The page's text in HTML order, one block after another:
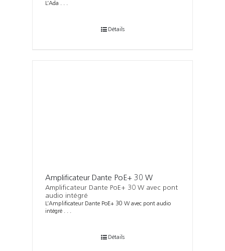
L’Ada . . .
Détails
Amplificateur Dante PoE+ 30 W
Amplificateur Dante PoE+ 30 W avec pont
audio intégré
L’Amplificateur Dante PoE+ 30 W avec pont audio
intégré . . .
Détails